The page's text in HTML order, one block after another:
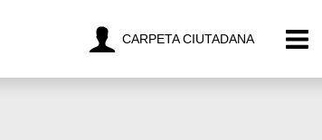
CARPETA CIUTADANA